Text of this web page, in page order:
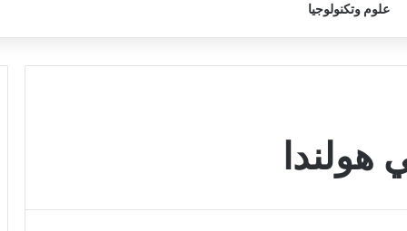
علوم وتكنولوجيا
هولندا